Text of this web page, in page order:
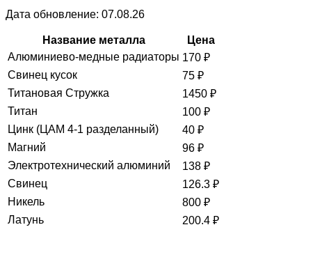
Дата обновление: 07.08.26
Название металла
Цена
Алюминиево-медные радиаторы 170 ₽
Свинец кусок
75 ₽
Титановая Стружка
1450 ₽
Титан
100 ₽
Цинк (ЦАМ 4-1 разделанный)
40 ₽
Магний
96 ₽
Электротехнический алюминий
138 ₽
Свинец
126.3 ₽
Никель
800 ₽
Латунь
200.4 ₽